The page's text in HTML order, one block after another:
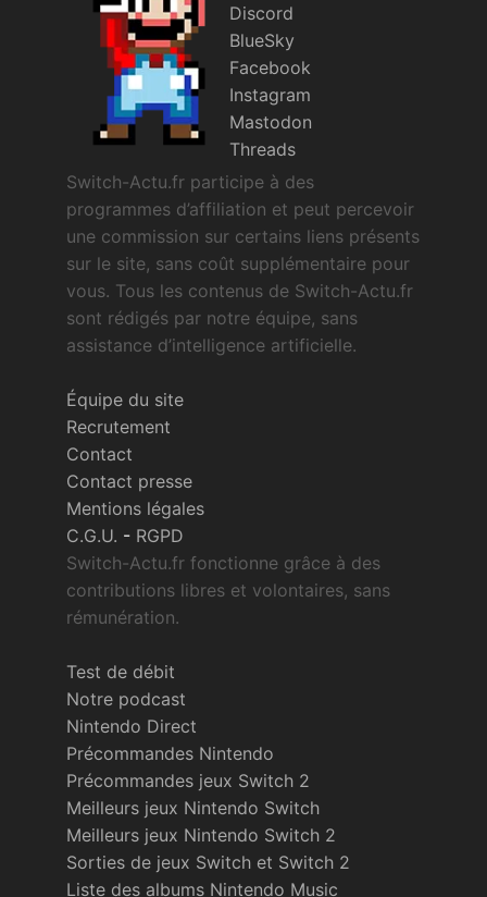
Discord
BlueSky
Facebook
Instagram
Mastodon
Threads
Switch-Actu.fr participe à des
programmes d’affiliation et peut percevoir
une commission sur certains liens présents
sur le site, sans coût supplémentaire pour
vous. Tous les contenus de Switch-Actu.fr
sont rédigés par notre équipe, sans
assistance d’intelligence artificielle.
Équipe du site
Recrutement
Contact
Contact presse
Mentions légales
C.G.U. - RGPD
Switch-Actu.fr fonctionne grâce à des
contributions libres et volontaires, sans
rémunération.
Test de débit
Notre podcast
Nintendo Direct
Précommandes Nintendo
Précommandes jeux Switch 2
Meilleurs jeux Nintendo Switch
Meilleurs jeux Nintendo Switch 2
Sorties de jeux Switch et Switch 2
Liste des albums Nintendo Music